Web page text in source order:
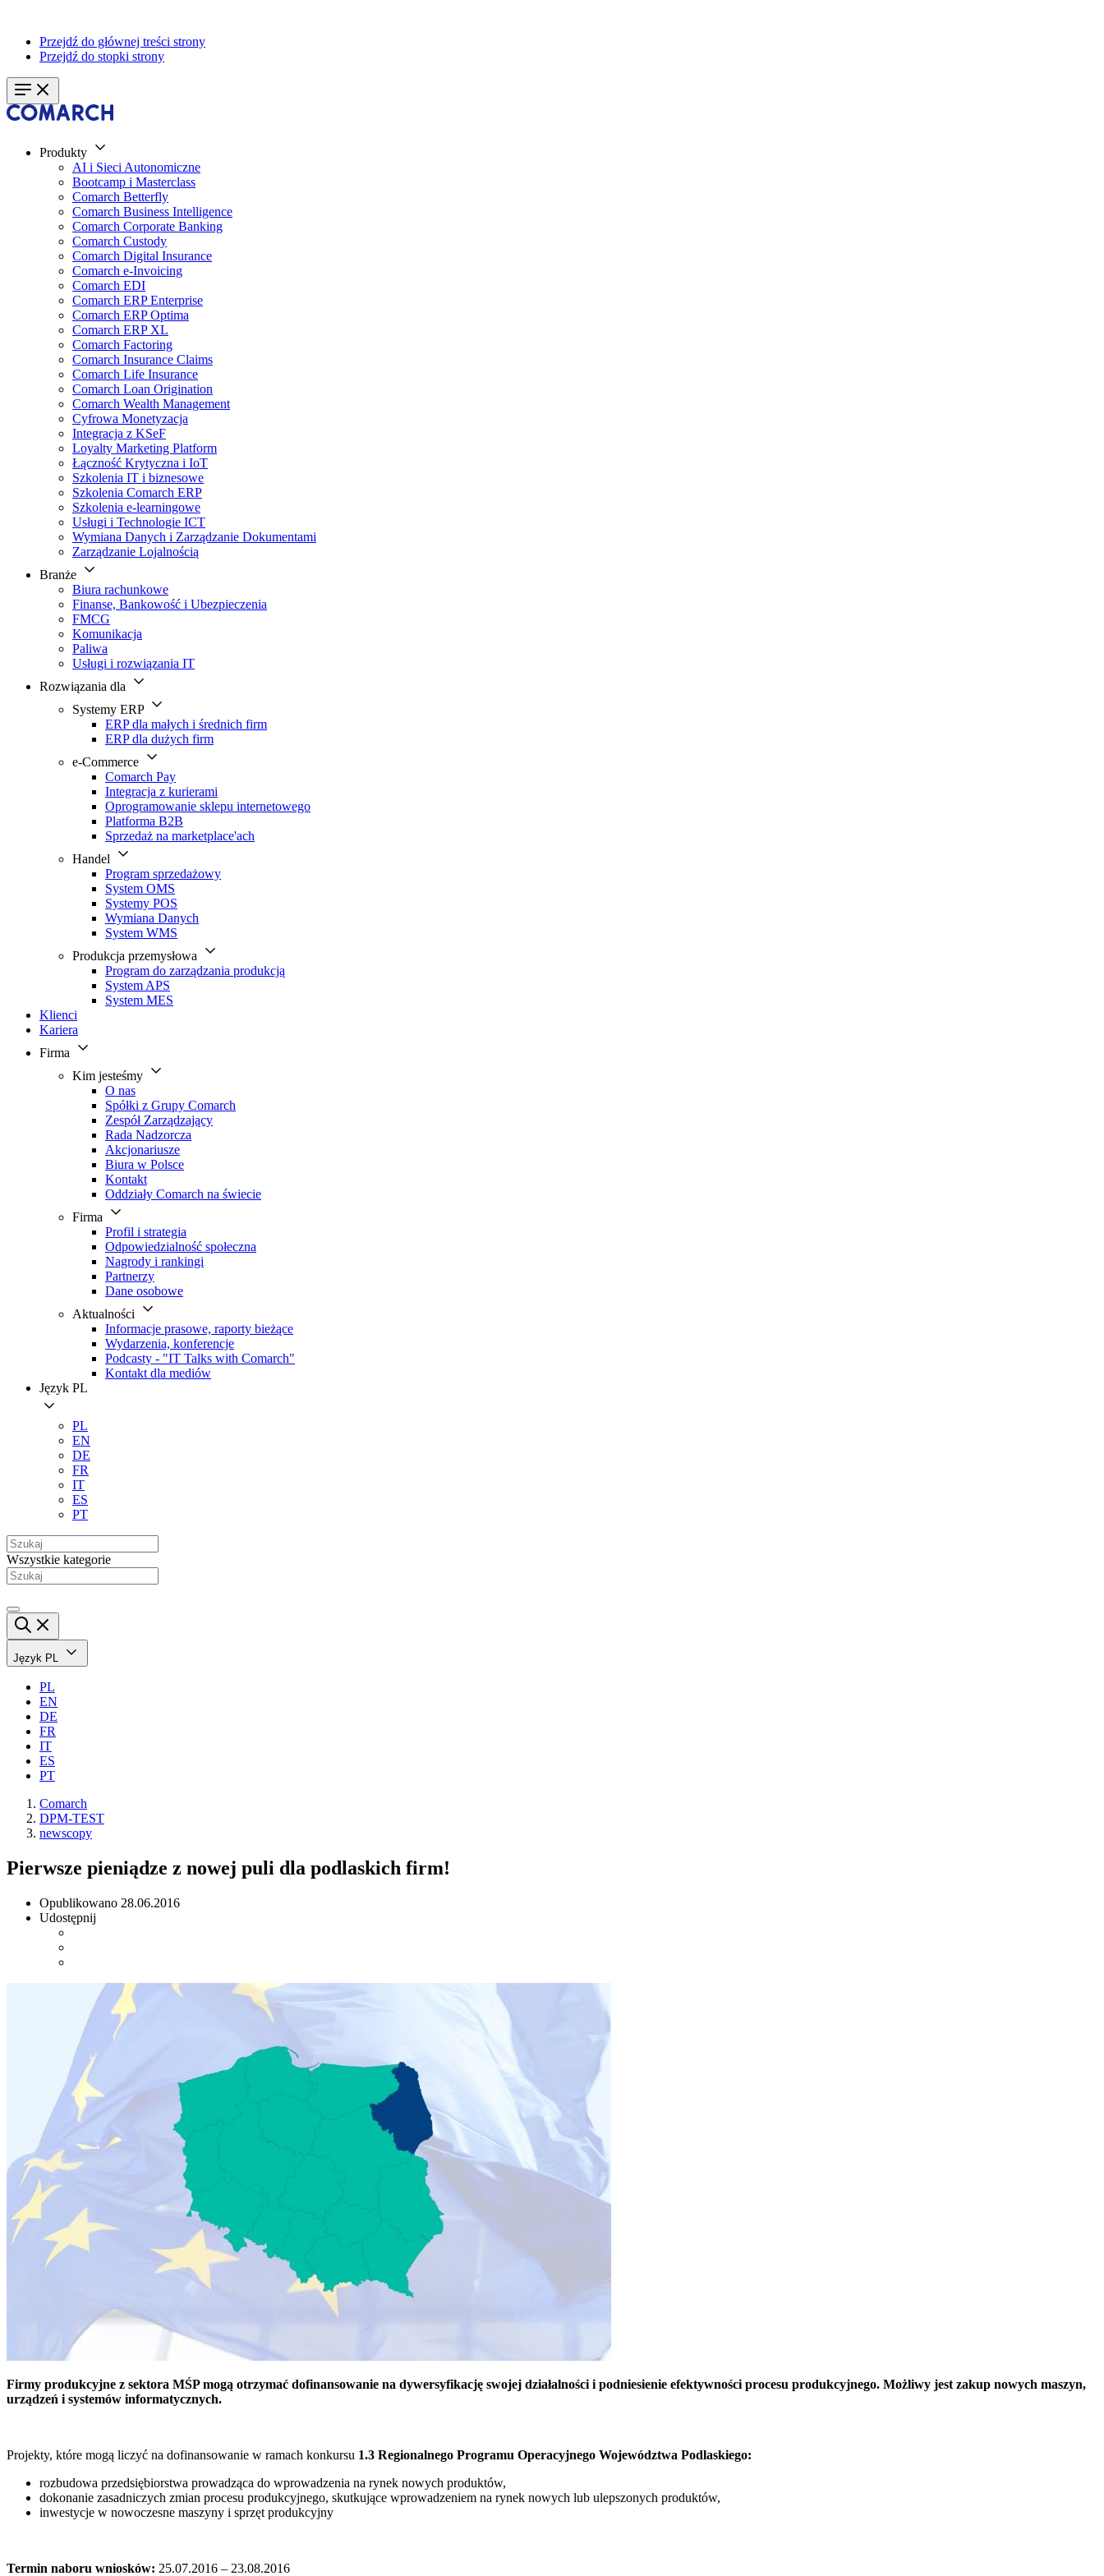
Przejdź do głównej treści strony
Przejdź do stopki strony
Produkty
AI i Sieci Autonomiczne
Bootcamp i Masterclass
Comarch Betterfly
Comarch Business Intelligence
Comarch Corporate Banking
Comarch Custody
Comarch Digital Insurance
Comarch e-Invoicing
Comarch EDI
Comarch ERP Enterprise
Comarch ERP Optima
Comarch ERP XL
Comarch Factoring
Comarch Insurance Claims
Comarch Life Insurance
Comarch Loan Origination
Comarch Wealth Management
Cyfrowa Monetyzacja
Integracja z KSeF
Loyalty Marketing Platform
Łączność Krytyczna i IoT
Szkolenia IT i biznesowe
Szkolenia Comarch ERP
Szkolenia e-learningowe
Usługi i Technologie ICT
Wymiana Danych i Zarządzanie Dokumentami
Zarządzanie Lojalnością
Branże
Biura rachunkowe
Finanse, Bankowość i Ubezpieczenia
FMCG
Komunikacja
Paliwa
Usługi i rozwiązania IT
Rozwiązania dla
Systemy ERP
ERP dla małych i średnich firm
ERP dla dużych firm
e-Commerce
Comarch Pay
Integracja z kurierami
Oprogramowanie sklepu internetowego
Platforma B2B
Sprzedaż na marketplace'ach
Handel
Program sprzedażowy
System OMS
Systemy POS
Wymiana Danych
System WMS
Produkcja przemysłowa
Program do zarządzania produkcją
System APS
System MES
Klienci
Kariera
Firma
Kim jesteśmy
O nas
Spółki z Grupy Comarch
Zespół Zarządzający
Rada Nadzorcza
Akcjonariusze
Biura w Polsce
Kontakt
Oddziały Comarch na świecie
Firma
Profil i strategia
Odpowiedzialność społeczna
Nagrody i rankingi
Partnerzy
Dane osobowe
Aktualności
Informacje prasowe, raporty bieżące
Wydarzenia, konferencje
Podcasty - "IT Talks with Comarch"
Kontakt dla mediów
Język PL
PL
EN
DE
FR
IT
ES
PT
Wszystkie kategorie
Język PL
PL
EN
DE
FR
IT
ES
PT
Comarch
DPM-TEST
newscopy
Pierwsze pieniądze z nowej puli dla podlaskich firm!
Opublikowano 28.06.2016
Udostępnij
Firmy produkcyjne z sektora MŚP mogą otrzymać dofinansowanie na dywersyfikację swojej działalności i podniesienie efektywności procesu produkcyjnego. Możliwy jest zakup nowych maszyn,
urządzeń i systemów informatycznych.
Projekty, które mogą liczyć na dofinansowanie w ramach konkursu 1.3 Regionalnego Programu Operacyjnego Województwa Podlaskiego:
rozbudowa przedsiębiorstwa prowadząca do wprowadzenia na rynek nowych produktów,
dokonanie zasadniczych zmian procesu produkcyjnego, skutkujące wprowadzeniem na rynek nowych lub ulepszonych produktów,
inwestycje w nowoczesne maszyny i sprzęt produkcyjny
Termin naboru wniosków: 25.07.2016 – 23.08.2016